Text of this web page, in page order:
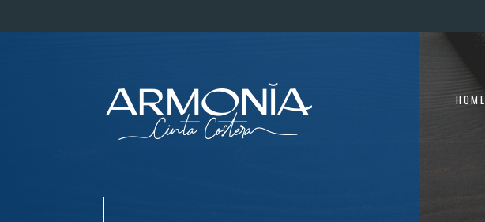
HOME